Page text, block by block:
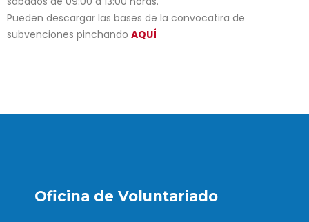
Pueden descargar las bases de la convocatira de
subvenciones pinchando AQUÍ
Oficina de Voluntariado